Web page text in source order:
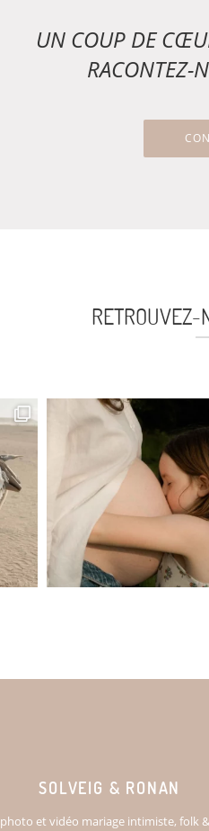
UN COUP DE
RACONTEZ-
RETROUVEZ-
SOLVEIG & RONAN
photo et vidéo mariage intimiste, folk